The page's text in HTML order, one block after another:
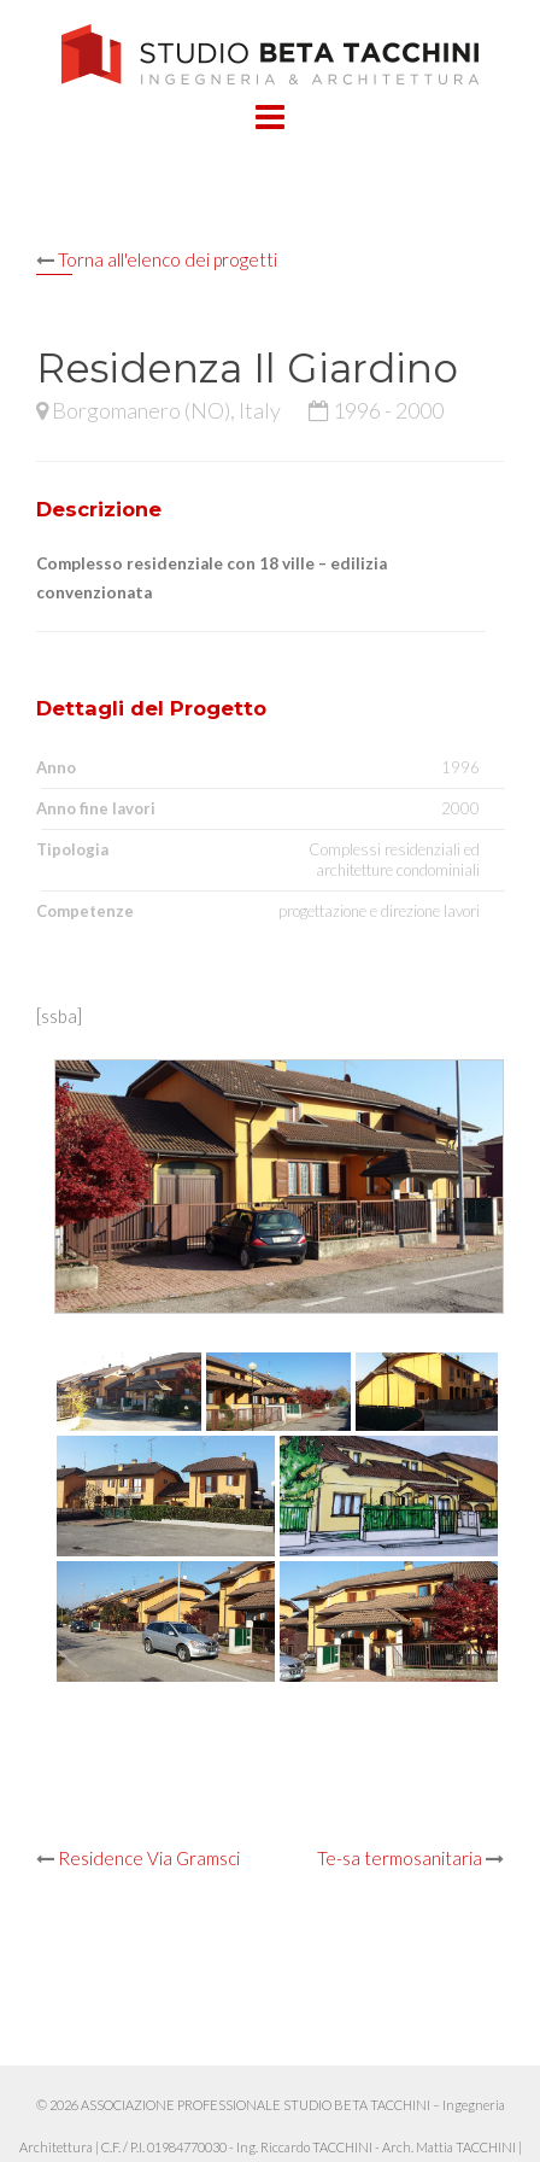
Torna all'elenco dei progetti
Residenza Il Giardino
Borgomanero (NO), Italy 1996 - 2000
Descrizione
Complesso residenziale con 18 ville – edilizia
convenzionata
Dettagli del Progetto
Anno 1996
Anno fine lavori 2000
Tipologia
Complessi residenziali ed
architetture condominiali
Competenze progettazione e direzione lavori
[ssba]
Post
Residence Via Gramsci Te-sa termosanitaria
© 2026 ASSOCIAZIONE PROFESSIONALE STUDIO BETA TACCHINI – Ingegneria
Architettura | C.F. / P.I. 01984770030 - Ing. Riccardo TACCHINI - Arch. Mattia TACCHINI |